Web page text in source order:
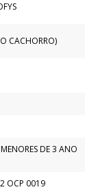
CACHORRO)
DE 3 ANO
OCP 0019